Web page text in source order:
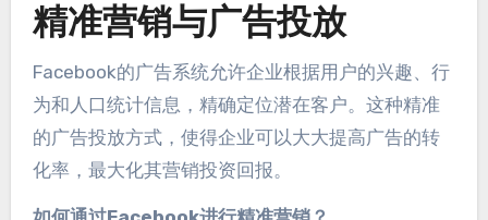
精准营销与广告投放
Facebook的广告系统允许企业根据用户的兴趣
行
为和人口统计信息 ， 精确定位潜在客户。 这种精准
的广告投放方式， 使得企业可以大大提高广告的转
化率， 最大化其营销投资回报。